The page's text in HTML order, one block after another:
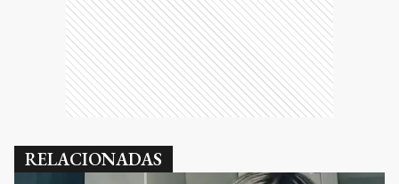
RELACIONADAS